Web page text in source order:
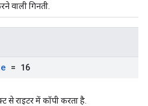
वाली गिनती.
= 16
से राइटर में कॉपी करता है.